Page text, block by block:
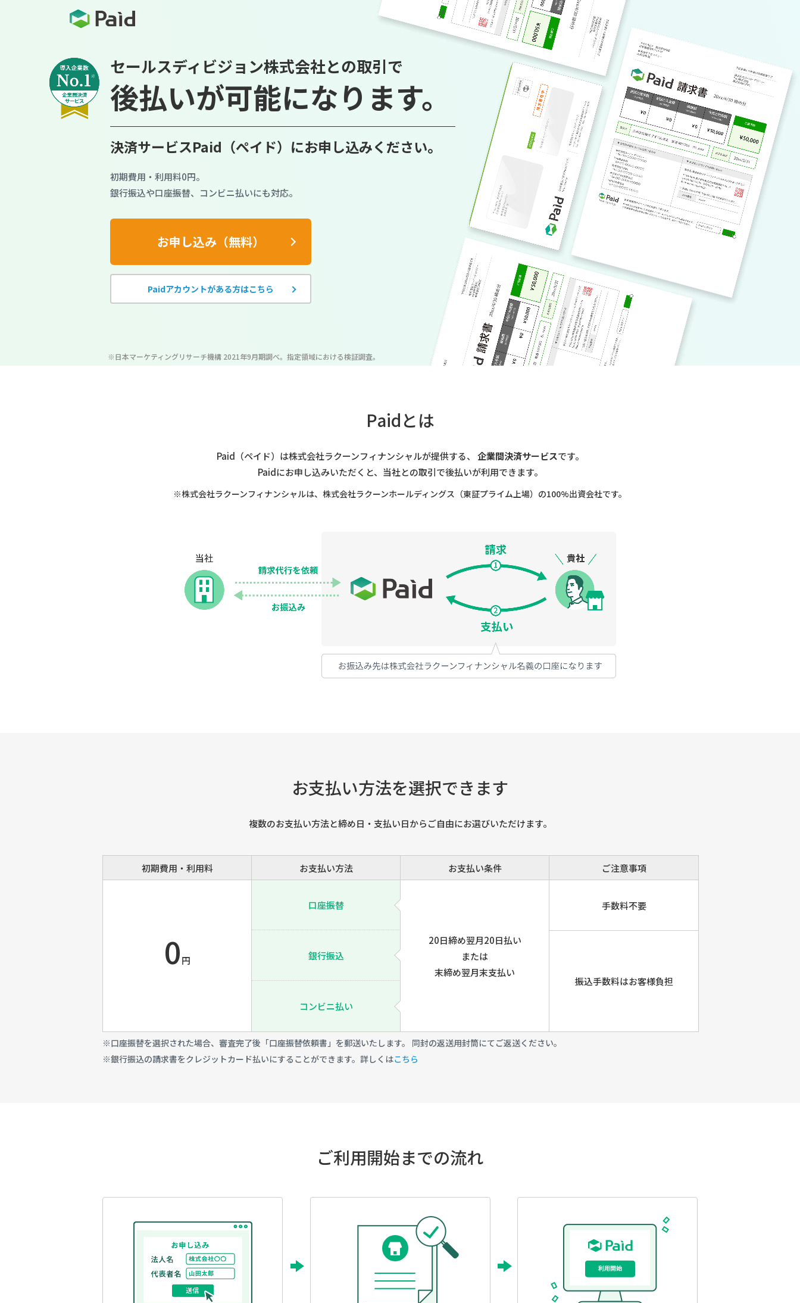
セールスディビジョン株式会社との取引で
後払いが可能になります。
決済サービスPaid（ペイド）にお申し込みください。
初期費用・利用料0円。
銀行振込や口座振替、コンビニ払いにも対応。
お申し込み（無料）
Paidアカウントがある方はこちら
※日本マーケティングリサーチ機構 2021年9月期調べ。 指定領域における検証調査。
Paidとは
Paid（ペイド）は株式会社ラクーンフィナンシャルが提供する、 企業間決済サービスです。
Paidにお申し込みいただくと、当社との取引で後払いが利用できます。
※株式会社ラクーンフィナンシャルは、株式会社ラクーンホールディングス（東証プライム上場）の100%出資会社です。
お支払い方法を選択できます
複数のお支払い方法と締め日・支払い日からご自由にお選びいただけます。
初期費用・利用料 お支払い方法 お支払い条件 ご注意事項
0円
口座振替
銀行振込
コンビニ払い
20日締め翌月20日払い
または
末締め翌月末支払い
振込手数料はお客様負担
手数料不要
※口座振替を選択された場合、審査完了後「口座振替依頼書」を郵送いたします。 同封の返送用封筒にてご返送ください。
※銀行振込の請求書をクレジットカード払いにすることができます。詳しくはこちら
ご利用開始までの流れ